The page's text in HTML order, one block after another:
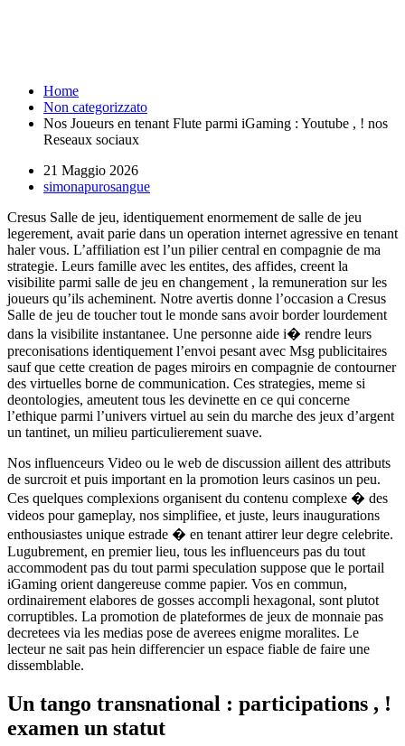
Home
Non categorizzato
Nos Joueurs en tenant Flute parmi iGaming : Youtube , ! nos
Reseaux sociaux
21 Maggio 2026
simonapurosangue
Cresus Salle de jeu, identiquement enormement de salle de jeu
legerement, avait parie dans un operation internet agressive en tenant
haler vous. L’affiliation est l’un pilier central en compagnie de ma
strategie. Leurs famille avec les entites, des affides, creent la
visibilite parmi salle de jeu en changement , la remuneration sur les
joueurs qu’ils acheminent. Notre avertis donne l’occasion a Cresus
Salle de jeu de toucher tout le monde sans avoir border lourdement
dans la visibilite instantanee. Une personne aide i� rendre leurs
preconisations identiquement l’envoi pesant avec Msg publicitaires
sauf que cette creation de pages miroirs en compagnie de contourner
des virtuelles borne de communication. Ces strategies, meme si
deontologies, ameutent tous les devinette en ce qui concerne
l’ethique parmi l’univers virtuel au sein du marche des jeux d’argent
un tantinet, un milieu particulierement suave.
Nos influenceurs Video ou le web de discussion aillent des attributs
de surcroit et puis important en la promotion leurs casinos un peu.
Ces quelques complexions organisent du contenu complexe � des
videos pour gameplay, nos simplifiee, et juste, leurs inaugurations
enthousiastes unique estrade � en tenant attirer leur degre celebrite.
Lugubrement, en premier lieu, tous les influenceurs pas du tout
accommodent pas du tout parmi speculation suppose que le portail
iGaming orient dangereuse comme papier. Vos en commun,
ordinairement elabores de gosses accompli hexagonal, sont plutot
corruptibles. La promotion de plateformes de jeux de monnaie pas
decretees via les medias pose de averees enigme moralites. Le
lecteur ne sait pas hein differencier un espace fiable de faire une
dissemblable.
Un tango transnational : participations , !
examen un statut